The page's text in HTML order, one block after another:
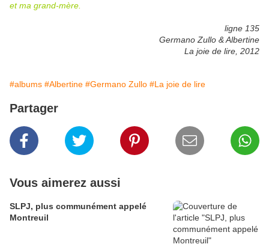
et ma grand-mère.
ligne 135
Germano Zullo & Albertine
La joie de lire, 2012
#albums #Albertine #Germano Zullo #La joie de lire
Partager
Vous aimerez aussi
SLPJ, plus communément appelé
Montreuil